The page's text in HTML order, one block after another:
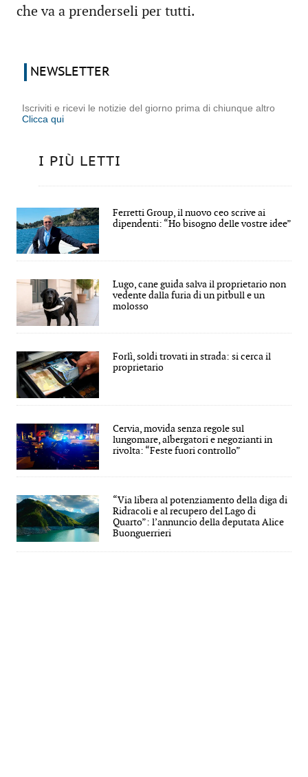
che va a prenderseli per tutti.
NEWSLETTER
Iscriviti e ricevi le notizie del giorno prima di chiunque altro
Clicca qui
I PIÙ LETTI
Ferretti Group, il nuovo ceo scrive ai
dipendenti: “Ho bisogno delle vostre idee”
Lugo, cane guida salva il proprietario non
vedente dalla furia di un pitbull e un
molosso
Forlì, soldi trovati in strada: si cerca il
proprietario
Cervia, movida senza regole sul
lungomare, albergatori e negozianti in
rivolta: “Feste fuori controllo”
“Via libera al potenziamento della diga di
Ridracoli e al recupero del Lago di
Quarto”: l’annuncio della deputata Alice
Buonguerrieri